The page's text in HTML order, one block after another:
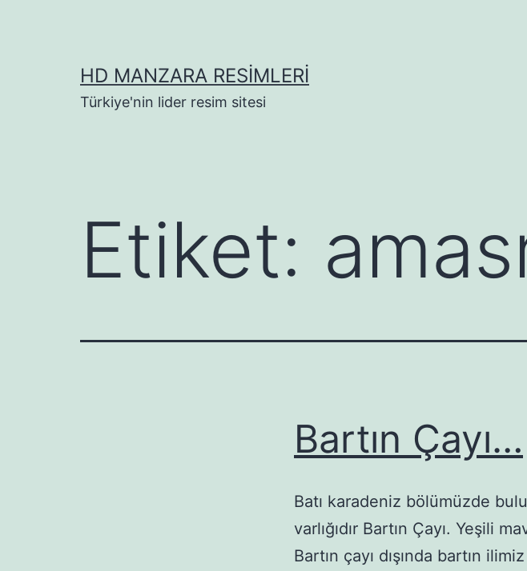
HD MANZARA RESIMLERI
Türkiye'nin lider resim sitesi
Etiket:
Bartın Çayı…
Batı karadeniz bölümüzde
varlığıdır Bartın Çayı. Yeşili
Bartın çayı dışında bartın